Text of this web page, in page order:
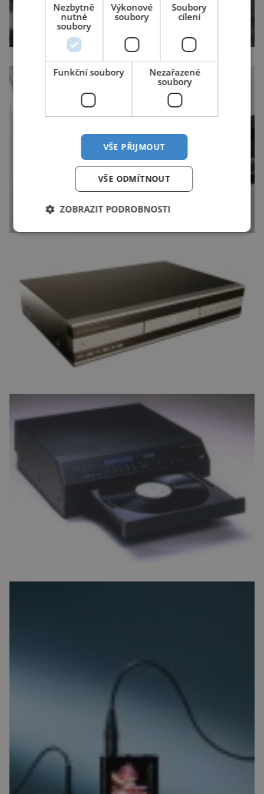
Nezbytně
nutné
soubory
Výkonové
soubory
Soubory
cílení
Funkční soubory
Nezařazené
soubory
VŠE PŘIJMOUT
VŠE ODMÍTNOUT
ZOBRAZIT PODROBNOSTI